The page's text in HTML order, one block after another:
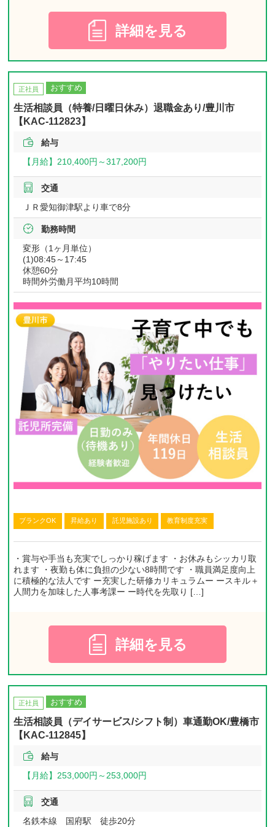
詳細を見る
正社員 おすすめ
生活相談員（特養/日曜日休み）退職金あり/豊川市
【KAC-112823】
給与
【月給】210,400円～317,200円
交通
ＪＲ愛知御津駅より車で8分
勤務時間
変形（1ヶ月単位）
(1)08:45～17:45
休憩60分
時間外労働月平均10時間
ブランクOK 昇給あり 託児施設あり 教育制度充実
・賞与や手当も充実でしっかり稼げます ・お休みもシッカリ取
れます ・夜勤も体に負担の少ない8時間です ・職員満足度向上
に積極的な法人です ー充実した研修カリキュラムー ースキル＋
人間力を加味した人事考課ー ー時代を先取り […]
詳細を見る
正社員 おすすめ
生活相談員（デイサービス/シフト制）車通勤OK/豊橋市
【KAC-112845】
給与
【月給】253,000円～253,000円
交通
名鉄本線 国府駅 徒歩20分